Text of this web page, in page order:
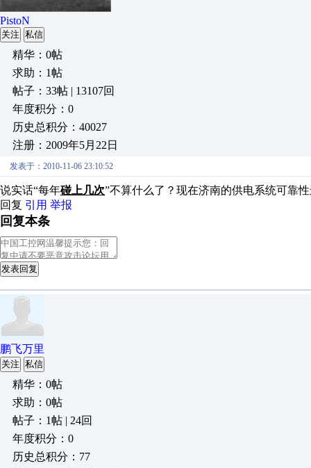
PistoN
关注 私信
精华：0帖
求助：1帖
帖子：33帖 | 13107回
年度积分：0
历史总积分：40027
注册：2009年5月22日
发表于：2010-11-06 23:10:52
说实话“每年碰上几次”不算什么了？现在济南的供电系统可靠
回复 引用 举报
回复本条
发表回复
鹏飞万里
关注 私信
精华：0帖
求助：0帖
帖子：1帖 | 24回
年度积分：0
历史总积分：77